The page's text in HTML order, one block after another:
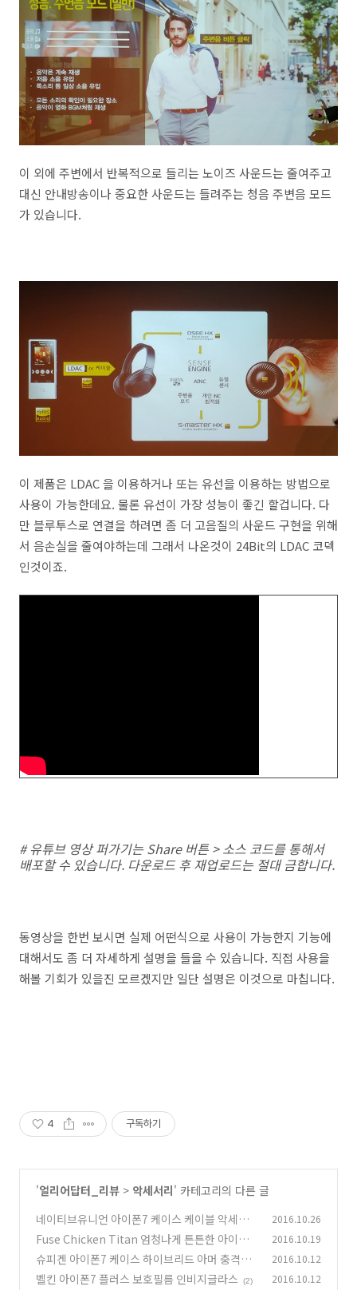
이 외에 주변에서 반복적으로 들리는 노이즈 사운드는 줄여주고
대신 안내방송이나 중요한 사운드는 들려주는 청음 주변음 모드
가 있습니다.
이 제품은 LDAC 을 이용하거나 또는 유선을 이용하는 방법으로
사용이 가능한데요. 물론 유선이 가장 성능이 좋긴 할겁니다. 다
만 블루투스로 연결을 하려면 좀 더 고음질의 사운드 구현을 위해
서 음손실을 줄여야하는데 그래서 나온것이 24Bit의 LDAC 코덱
인것이죠.
# 유튜브 영상 퍼가기는 Share 버튼 > 소스 코드를 통해서
배포할 수 있습니다. 다운로드 후 재업로드는 절대 금합니다.
동영상을 한번 보시면 실제 어떤식으로 사용이 가능한지 기능에
대해서도 좀 더 자세하게 설명을 들을 수 있습니다. 직접 사용을
해볼 기회가 있을진 모르겠지만 일단 설명은 이것으로 마칩니다.
4 구독하기
'얼리어답터_리뷰 > 악세서리' 카테고리의 다른 글
네이티브유니언 아이폰7 케이스 케이블 악세서
리 살펴보기 (2)
2016.10.26
Fuse Chicken Titan 엄청나게 튼튼한 아이폰
케이블
(4)
2016.10.19
슈피겐 아이폰7 케이스 하이브리드 아머 충격보
호
(0)
2016.10.12
벨킨 아이폰7 플러스 보호필름 인비지글라스 (2) 2016.10.12